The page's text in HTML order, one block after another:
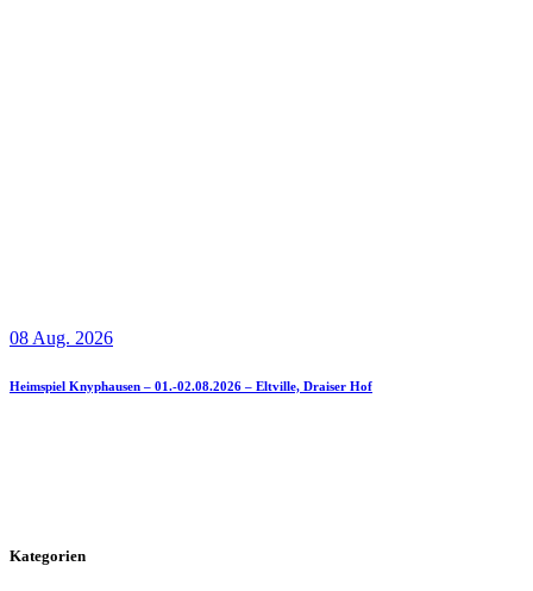
08 Aug. 2026
Heimspiel Knyphausen – 01.-02.08.2026 – Eltville, Draiser Hof
Kategorien